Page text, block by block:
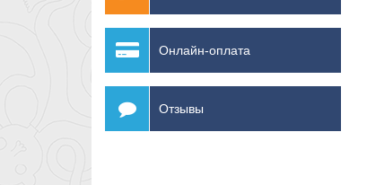
Онлайн-оплата
Отзывы